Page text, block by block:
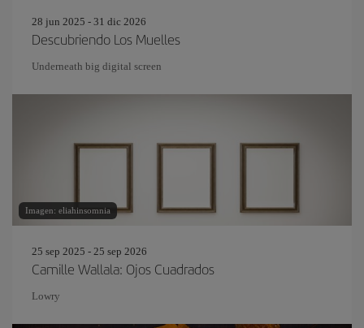
28 jun 2025 - 31 dic 2026
Descubriendo Los Muelles
Underneath big digital screen
Imagen: eliahinsomnia
25 sep 2025 - 25 sep 2026
Camille Wallala: Ojos Cuadrados
Lowry